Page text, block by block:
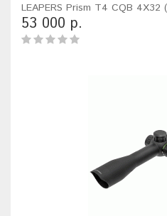
LEAPERS Prism T4 CQB 4X32
53 000 р.